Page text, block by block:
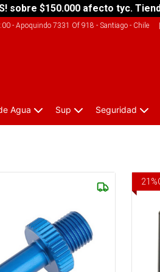
sobre $150.000 afecto tyc.
- Apoquindo 7331 Of 918 - Santiago - Chile|
Agua Sup Seguridad
21 %